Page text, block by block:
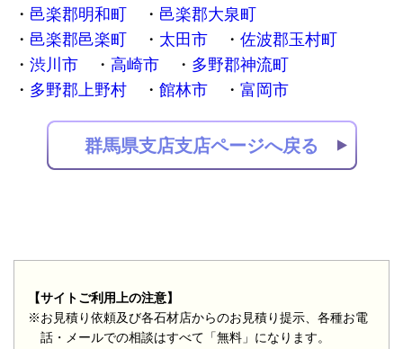
邑楽郡明和町
邑楽郡大泉町
邑楽郡邑楽町
太田市
佐波郡玉村町
渋川市
高崎市
多野郡神流町
多野郡上野村
館林市 富岡市
群馬県支店支店ページへ戻る
【サイトご利用上の注意】
※お見積り依頼及び各石材店からのお見積り提示、各種お電
話・メールでの相談はすべて「無料」になります。